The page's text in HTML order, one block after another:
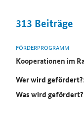
313 Beiträge
FÖRDERPROGRAMM
Kooperationen im
Wer wird
Was wird